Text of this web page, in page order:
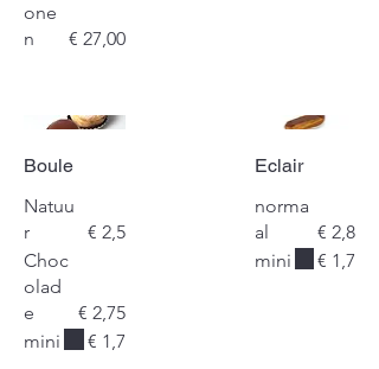
one
n
€ 27,00
Boule
Natuu
r
€ 2,5
Choc
olad
e
€ 2,75
mini
€ 1,7
Eclair
norma
al
€ 2,8
mini
€ 1,7